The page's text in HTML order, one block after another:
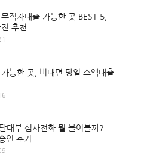
직자대출 가능한 곳 BEST 5,
추천
능한 곳, 비대면 당일 소액대출
대부 심사전화 뭘 물어볼까?
인 후기